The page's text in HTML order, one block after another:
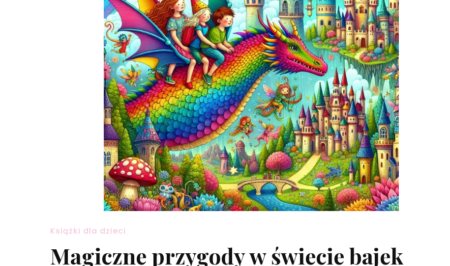
Książki dla dzieci
Magiczne przygody w świecie bajek